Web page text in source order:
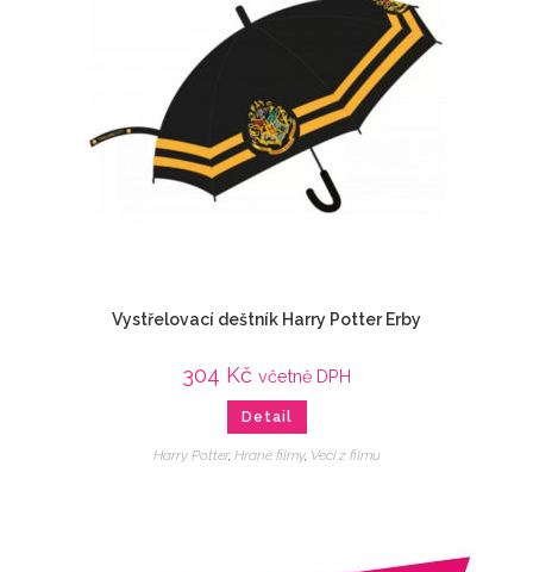
Vystřelovací deštník Harry Potter Erby
304 Kč včetně DPH
Detail
Harry Potter, Hrané filmy, Veci z filmu